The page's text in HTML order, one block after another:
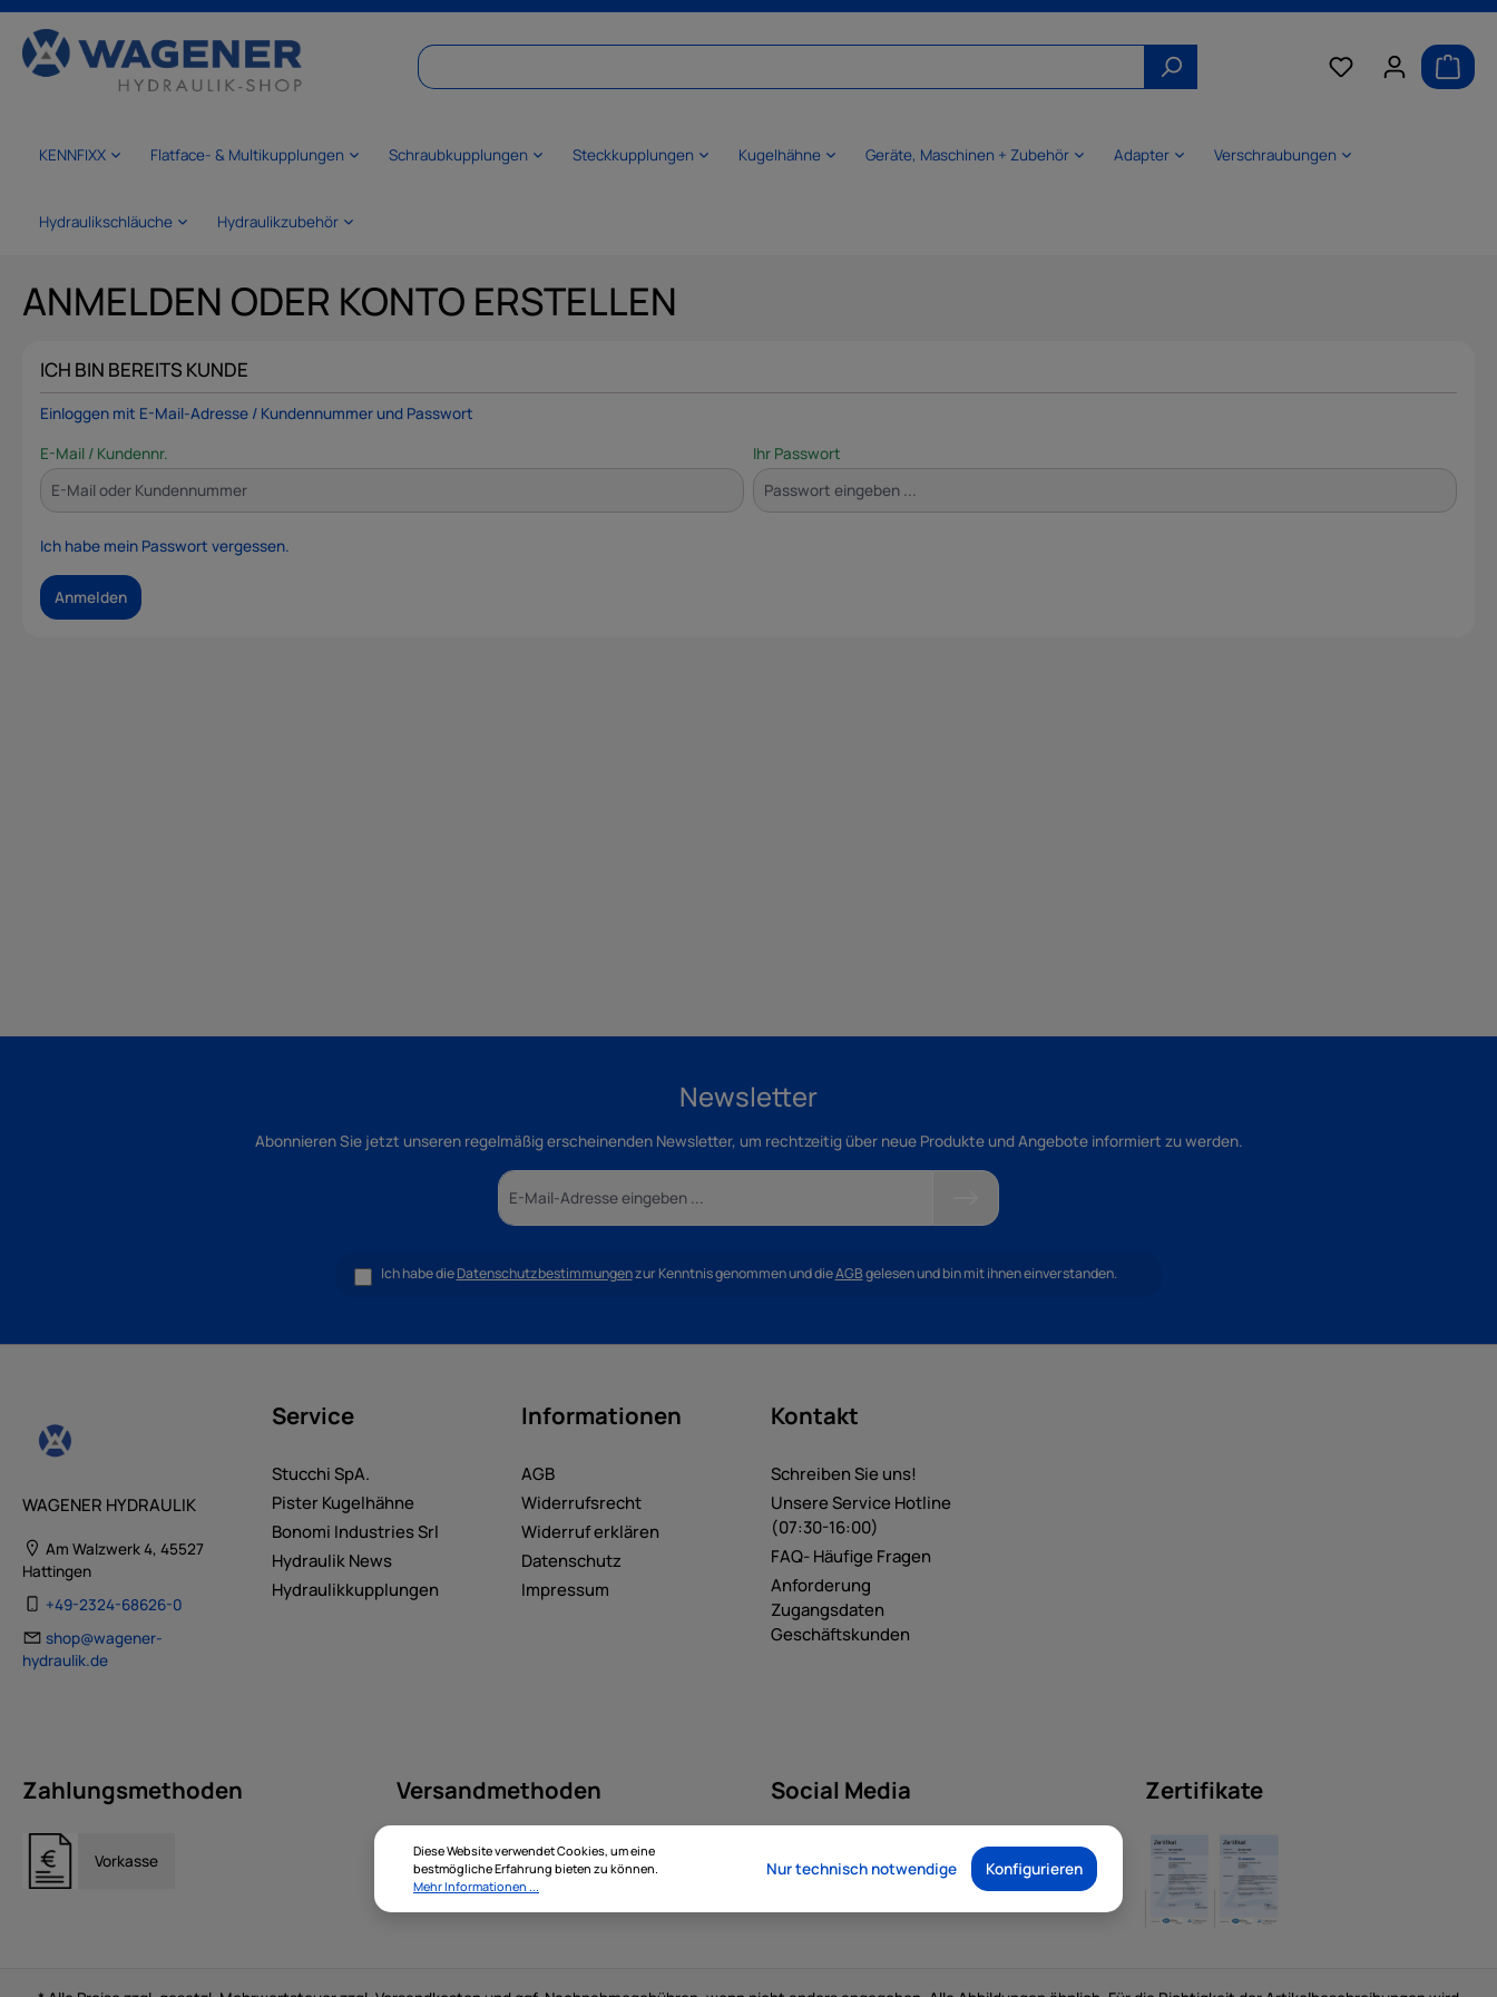
KENNFIXX Flatface- & Multikupplungen Schraubkupplungen Steckkupplungen Kugelhähne Geräte, Maschinen + Zubehör Adapter Verschraubungen
Hydraulikschläuche Hydraulikzubehör
ANMELDEN ODER KONTO ERSTELLEN
ICH BIN BEREITS KUNDE
Einloggen mit E-Mail-Adresse / Kundennummer und Passwort
E-Mail / Kundennr.
Ihr Passwort
Ich habe mein Passwort vergessen.
Anmelden
Newsletter
Abonnieren Sie jetzt unseren regelmäßig erscheinenden Newsletter, um rechtzeitig über neue Produkte und Angebote informiert zu werden.
Ich habe dieDatenschutzbestimmungenzur Kenntnis genommen und dieAGBgelesen und bin mit ihnen einverstanden.
WAGENER HYDRAULIK
Am Walzwerk 4, 45527
Hattingen
+49-2324-68626-0
shop@wagener-
hydraulik.de
Service
Stucchi SpA.
Pister Kugelhähne
Bonomi Industries Srl
Hydraulik News
Hydraulikkupplungen
Informationen
AGB
Widerrufsrecht
Widerruf erklären
Datenschutz
Impressum
Kontakt
Schreiben Sie uns!
Unsere Service Hotline
(07:30-16:00)
FAQ- Häufige Fragen
Anforderung
Zugangsdaten
Geschäftskunden
Zahlungsmethoden
Vorkasse
Versandmethoden Social Media Zertifikate
Diese Website verwendet Cookies, um eine
bestmögliche Erfahrung bieten zu können.
Mehr Informationen ...
Nur technisch notwendige Konfigurieren